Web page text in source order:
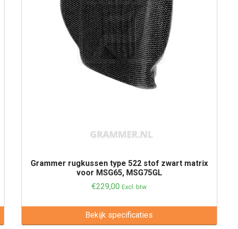
Grammer rugkussen type 522 stof zwart matrix
voor MSG65, MSG75GL
€229,00 Excl. btw
Bekijk specificaties